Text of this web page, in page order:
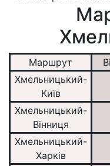
Маршрут
Хмельницький-
Київ
Хмельницький-
Вінниця
Хмельницький-
Харків